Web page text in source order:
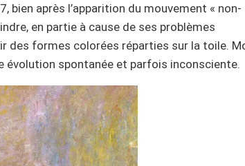
bien après l’apparition du mouvement « non-
en partie à cause de ses problèmes
des formes colorées réparties sur la toile.
évolution spontanée et parfois inconsciente.